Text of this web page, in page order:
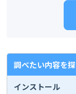
調べたい内容を
インストール